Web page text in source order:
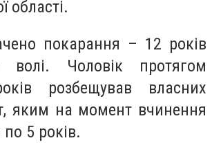
області.
покарання – 12 років
волі. Чоловік протягом
розбещував власних
яким на момент вчинення
5 років.